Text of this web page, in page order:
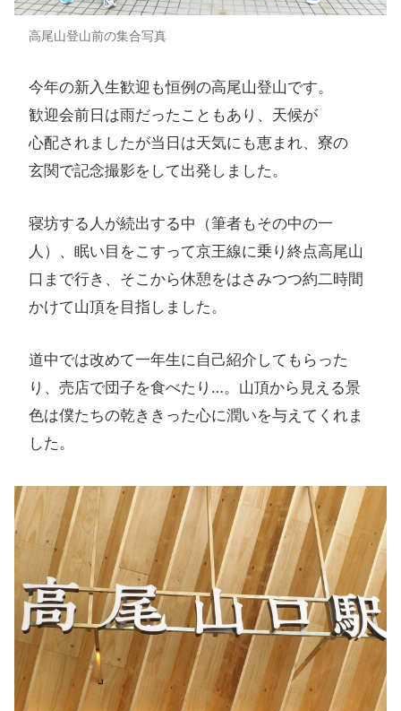
高尾山登山前の集合写真
​今年の​新入生歓迎も​恒例の​高尾山登山です。​
歓迎会前日は​雨だった​ことも​あり、​天候が​
心配されましたが​当日は​天気にも​恵まれ、​寮の​
玄関で​記念撮影を​して​出発しました。​
寝坊する人が続出する中（筆者もその中の一
人）、眠い目をこすって京王線に乗り終点高尾山
口まで行き、そこから休憩をはさみつつ約二時間
かけて山頂を目指しました。
道中では改めて一年生に自己紹介してもらった
り、売店で団子を食べたり…。山頂から見える景
色は僕たちの乾ききった心に潤いを与えてくれま
した。